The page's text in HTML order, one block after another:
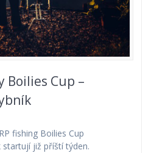
Boilies Cup –
fishing Boilies Cup
startují již příští týden.